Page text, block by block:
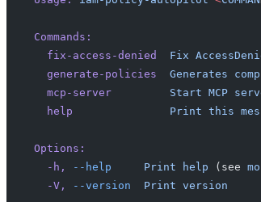
Commands:
  fix-access-denied
  Fix
  generate-policies
  Generates
  mcp-server
         Start
MCP
  help
               Print
this
Options:
  -h,
--help
     Print
help (see
  -V,
--version
  Print
version